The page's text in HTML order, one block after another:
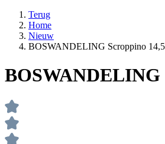
Terug
Home
Nieuw
BOSWANDELING Scroppino
BOSWANDELING